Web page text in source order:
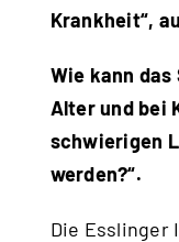
Krankheit“,
Wie kann
Alter und bei
schwierigen
werden?“.
Die